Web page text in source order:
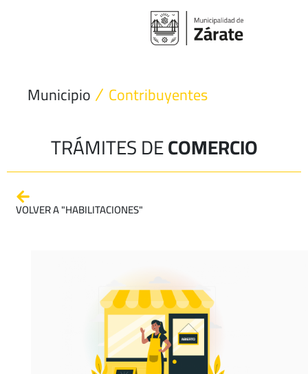
Municipio Contribuyentes
TRÁMITES DECOMERCIO
VOLVER A "HABILITACIONES"